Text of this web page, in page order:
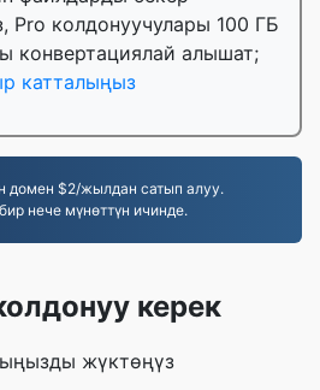
Pro колдонуучулары 100 ГБ
конвертациялай алышат;
катталыңыз
домен $2/жылдан сатып алуу.
нече мүнөттүн ичинде.
керек
жүктөңүз